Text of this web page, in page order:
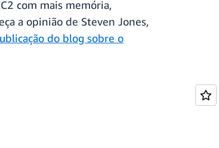
com mais memória,
a opinião de Steven Jones,
do blog sobre o